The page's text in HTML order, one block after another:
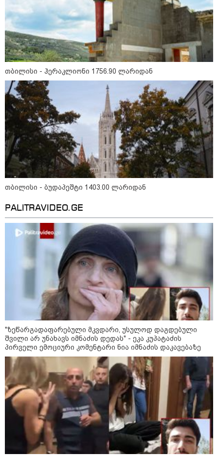
"სკოლის ფორმების
რეალიზაცია 1-ელი
სექტემბრიდან დაიწყება და
იქნება როგორც საცალო, ასევე
ონლაინ გაყიდვის რეჟიმი" -
გივი მიქანაძე
კატეგორიის ყველა სიახლე
2027 წელს დასასრულებელი
ბინების 68% გაყიდულია - კვლევა
„ერთი მხრივ დენი ძვირდება, მისი
რა მანძილზე აფიქსირებს კამერა
გზებზე მანქანის სიჩქარეს -
მითები ფოტორადარებზე
სამხედრო
თბილისი - ჰერაკლიონი 1756.90 ლარიდან
თბილისი - ბუდაპეშტი 1403.00 ლარიდან
PALITRAVIDEO.GE
"ზეწარგადაფარებული მკვდარი, უსულოდ დაგდებული
შვილი არ უნახავს იმნაძის დედას" - ეკა კუპატაძის
პირველი ემოციური კომენტარი ნია იმნაძის დაკავებაზე